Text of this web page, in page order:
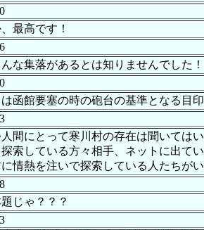
最高です！
な集落があるとは知りませんでした！
函館要塞の時の砲台の基準となる目印
間にとって寒川村の存在は聞いては
索している方々相手、ネットに出て
情熱を注いで探索している人たちが
じゃ？？？